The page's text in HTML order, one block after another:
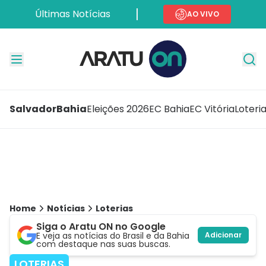
Últimas Notícias AO VIVO
SalvadorBahiaEleições 2026EC BahiaEC Vitória
Home Notícias Loterias
Siga o Aratu ON no Google
E veja as notícias do Brasil e da Bahia
com destaque nas suas buscas.
Adicionar